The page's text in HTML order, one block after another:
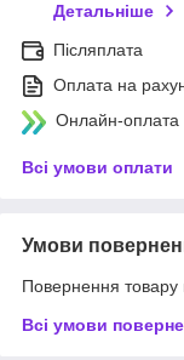
Детальніше
Післяплата
Оплата на
Онлайн-оплата
Всі умови оплати
Умови
Повернення товару
Всі умови